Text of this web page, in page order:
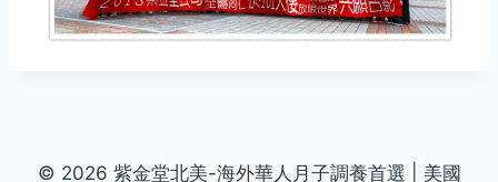
© 2026 紫金堂北美-海外華人月子調養首選 | 美國